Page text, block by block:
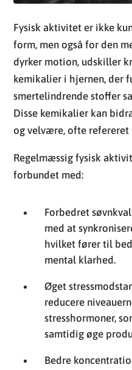
Fysisk aktivitet er ikke
form, men også for den
dyrker motion, udskiller
kemikalier i hjernen, der
smertelindrende stoffer
Disse kemikalier kan
og velvære, ofte refereret
Regelmæssig fysisk
forbundet med:
Forbedret
med at
hvilket fører til
mental klarhed.
Øget
reducere
stresshormoner,
samtidig øge
Bedre